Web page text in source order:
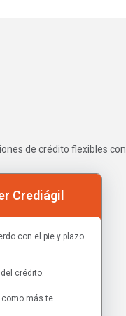
de crédito flexibles con
Crediágil
con el pie y plazo
crédito.
como más te